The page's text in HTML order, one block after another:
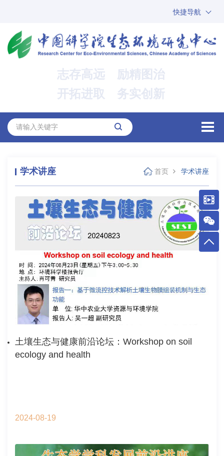
快捷导航
ARP
邮箱
志存高远 励精图治
开拓进取 务实创新
学术讲座 首页 学术讲座
土壤生态与健康前沿论坛：Workshop on soil
ecology and health
2024-08-19